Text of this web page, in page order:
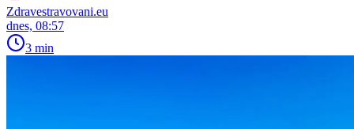
Zdravestravovani.eu
dnes, 08:57
3 min